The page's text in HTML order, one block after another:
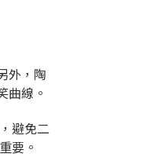
外，陶
曲線。
避免二
要。